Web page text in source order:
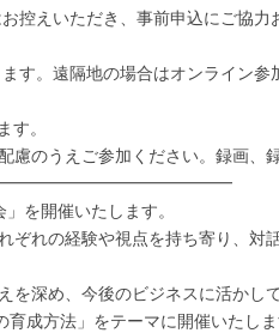
控えいただき、事前申込にご協力
す。遠隔地の場合はオンライン参
。
のうえご参加ください。録画、
を開催いたします。
ぞれの経験や視点を持ち寄り、対
深め、今後のビジネスに活かし
成方法」をテーマに開催いたしま